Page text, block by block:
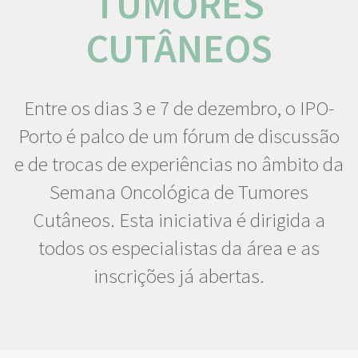
CUTÂNEOS
Entre os dias 3 e 7 de dezembro, o IPO-
Porto é palco de um fórum de discussão
e de trocas de experiências no âmbito da
Semana Oncológica de Tumores
Cutâneos. Esta iniciativa é dirigida a
todos os especialistas da área e as
inscrições já abertas.